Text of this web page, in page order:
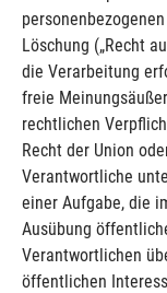
Löschung („Recht
die Verarbeitung
freie
rechtlichen
Recht der Union
Verantwortliche
einer Aufgabe, die
Ausübung
Verantwortlichen
öffentlichen